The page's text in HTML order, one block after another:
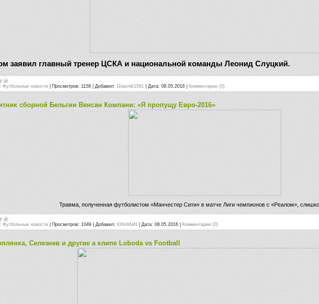
заявил главный тренер ЦСКА и национальной команды Леонид Слуцкий.
Футбольные новости Просмотров: 1158 Добавил: 1klasnik1591 Дата: 08.05.2016 Комментарии (0)
сборной Бельгии Венсан Компани: «Я пропущу Евро-2016»
Травма, полученная футболистом «Манчестер Сити» в матче Лиги чемпионов с «Реалом»,
Футбольные новости Просмотров: 1049 Добавил: KiNoMaN Дата: 08.05.2016 Комментарии (0)
Селезнев и другие а клипе Loboda vs Football